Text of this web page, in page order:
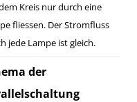
Kreis nur durch eine
fliessen. Der Stromfluss
jede Lampe ist gleich.
der